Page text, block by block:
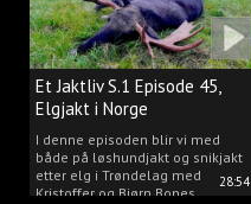
28:54
Et Jaktliv S.1 Episode 45,
Elgjakt i Norge
I denne episoden blir vi med
både på løshundjakt og snikjakt
etter elg i Trøndelag med
Kristoffer og Bjørn Bones